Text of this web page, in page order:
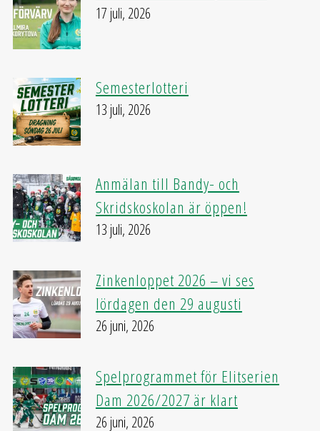
17 juli, 2026
Semesterlotteri
13 juli, 2026
Anmälan till Bandy- och
Skridskoskolan är öppen!
13 juli, 2026
Zinkenloppet 2026 – vi ses
lördagen den 29 augusti
26 juni, 2026
Spelprogrammet för Elitserien
Dam 2026/2027 är klart
26 juni, 2026